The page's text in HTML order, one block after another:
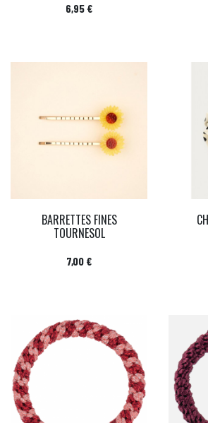
Prix
6,95 €
BARRETTES FINES
TOURNESOL
Prix
7,00 €